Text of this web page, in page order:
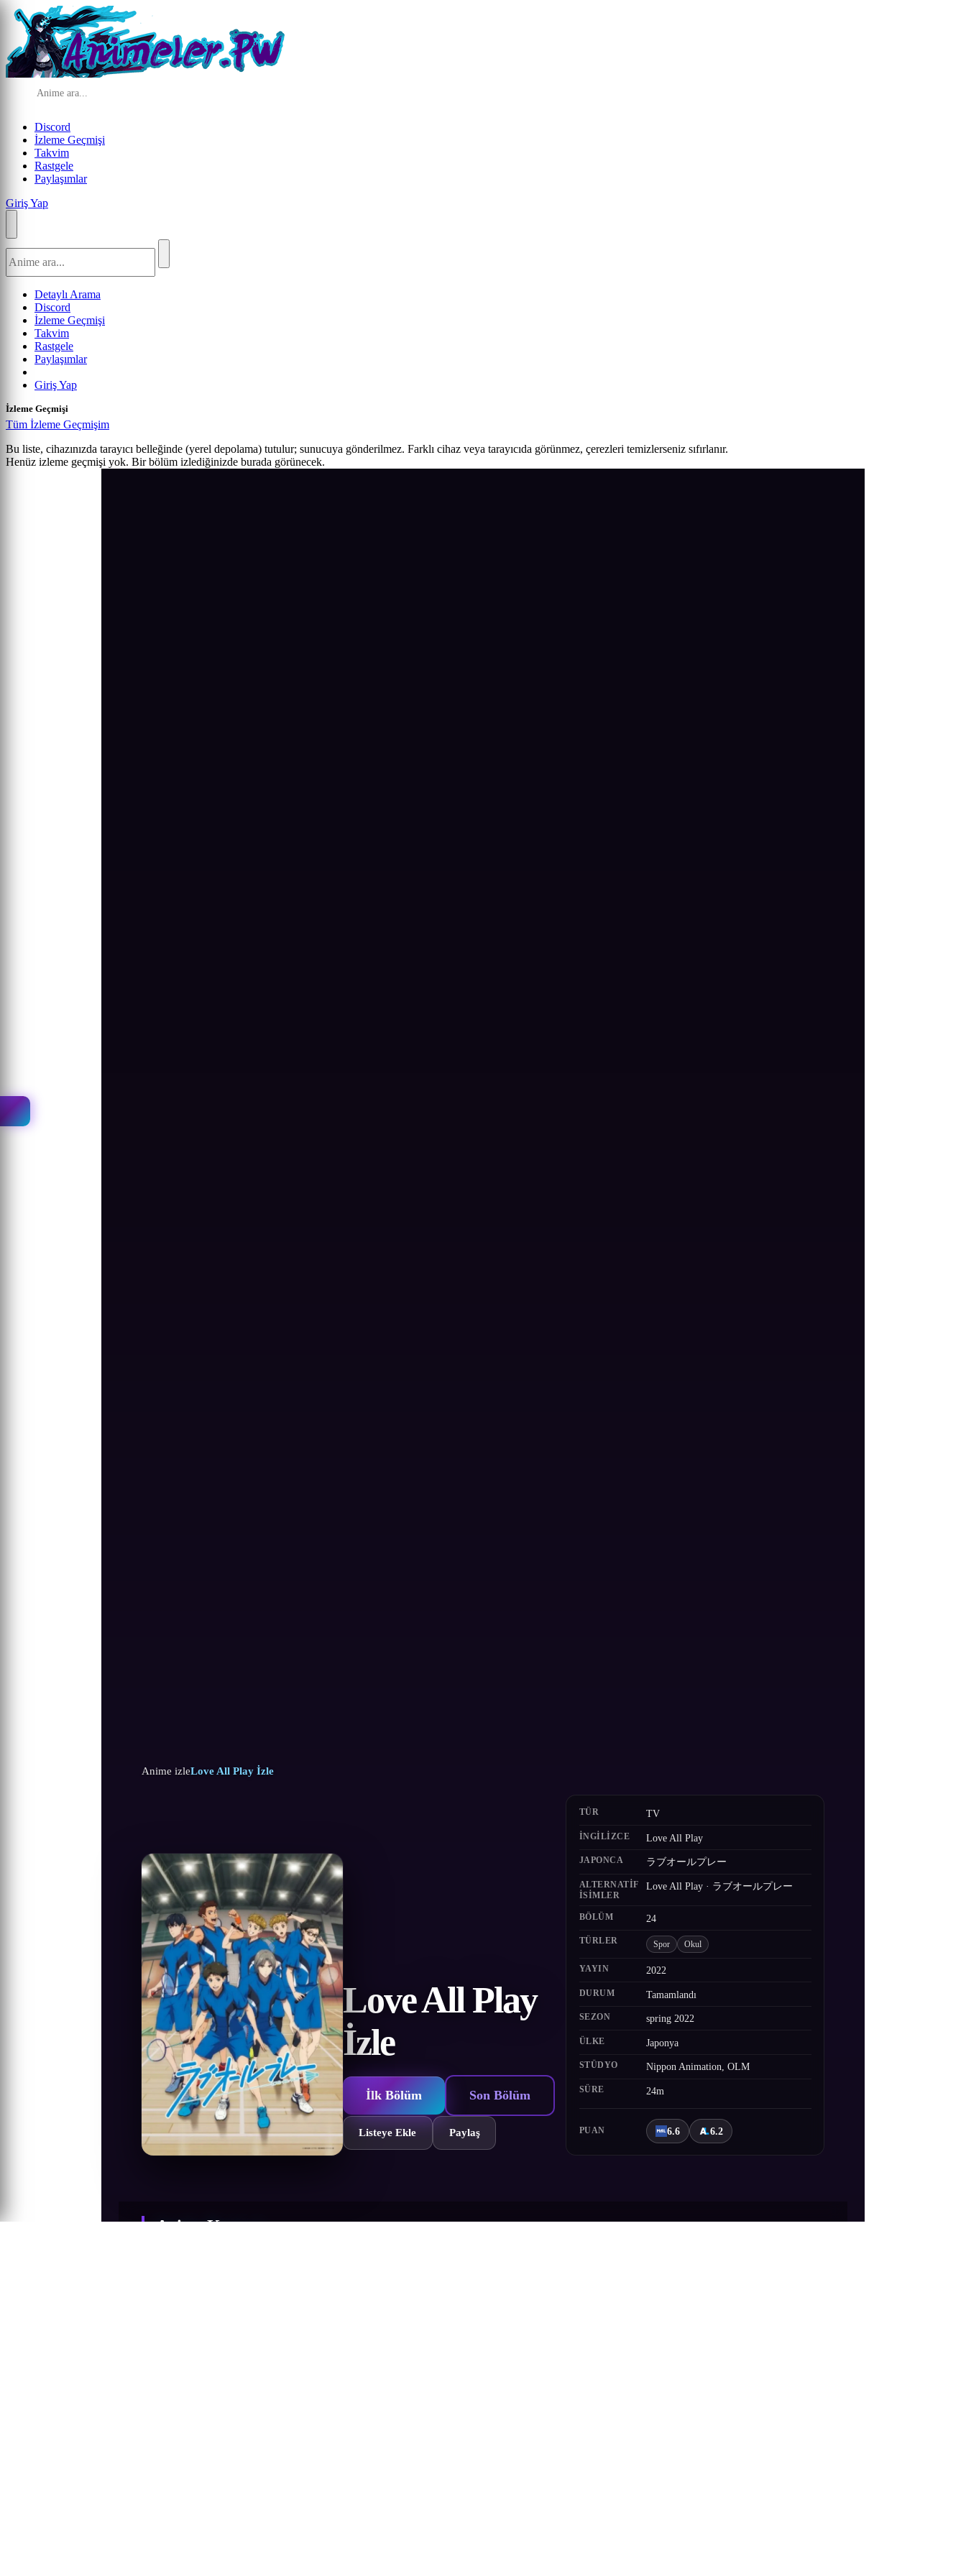
Discord
İzleme Geçmişi
Takvim
Rastgele
Paylaşımlar
Giriş Yap
Detaylı Arama
Discord
İzleme Geçmişi
Takvim
Rastgele
Paylaşımlar
Giriş Yap
İzleme Geçmişi
Tüm İzleme Geçmişim
Bu liste, cihazınızda tarayıcı belleğinde (yerel depolama) tutulur; sunucuya gönderilmez. Farklı cihaz veya tarayıcıda görünmez, çerezleri temizlerseniz sıfırlanır.
Henüz izleme geçmişi yok. Bir bölüm izlediğinizde burada görünecek.
Anime izleLove All Play İzle
Love All Play
İzle
İlk Bölüm Son Bölüm
Listeye Ekle Paylaş
TÜR TV
İNGILIZCE Love All Play
JAPONCA ラブオールプレー
ALTERNATIF
ISIMLER
Love All Play · ラブオールプレー
BÖLÜM 24
TÜRLER Spor Okul
YAYIN 2022
DURUM Tamamlandı
SEZON spring 2022
ÜLKE Japonya
STÜDYO Nippon Animation, OLM
SÜRE 24m
PUAN 6.6 6.2
Anime Konusu